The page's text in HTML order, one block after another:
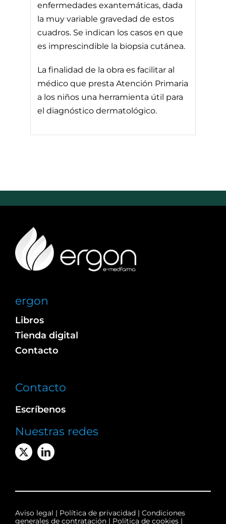
enfermedades exantemáticas, dada
la muy variable gravedad de estos
cuadros. Se indican los casos en que
es imprescindible la biopsia cutánea.
La finalidad de la obra es facilitar al
médico que presta Atención Primaria
a los niños una herramienta útil para
el diagnóstico dermatológico.
ergon
Libros
Tienda digital
Contacto
Contacto
Escríbenos
Nuestras redes
Aviso legal | Política de privacidad | Condiciones
generales de contratación| Política de cookies|